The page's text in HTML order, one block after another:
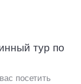
тур по
посетить